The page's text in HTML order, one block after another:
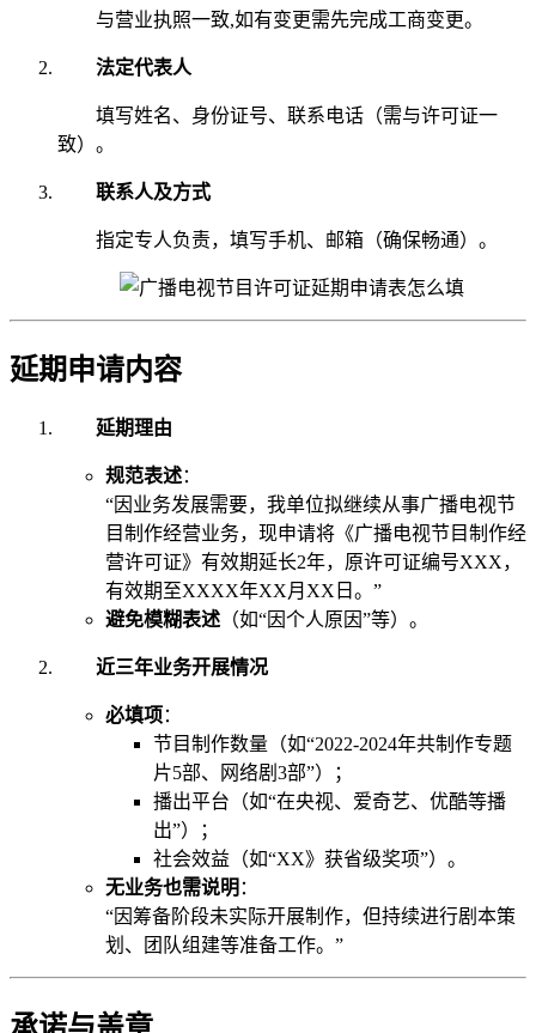
与营业执照一致,如有变更需先完成工商变更。
法定代表人
填写姓名、身份证号、联系电话（需与许可证一
致）。
联系人及方式
指定专人负责，填写手机、邮箱（确保畅通）。
延期申请内容
延期理由
规范表述：
“因业务发展需要，我单位拟继续从事广播电视节
目制作经营业务，现申请将《广播电视节目制作经
营许可证》有效期延长2年，原许可证编号XXX，
有效期至XXXX年XX月XX日。”
避免模糊表述 （如“因个人原因”等）。
近三年业务开展情况
必填项 ：
节目制作数量（如“2022-2024年共制作专题
片5部、网络剧3部”）；
播出平台（如“在央视、爱奇艺、优酷等播
出”）；
社会效益（如“XX》获省级奖项”）。
无业务也需说明 ：
“因筹备阶段未实际开展制作，但持续进行剧本策
划、团队组建等准备工作。”